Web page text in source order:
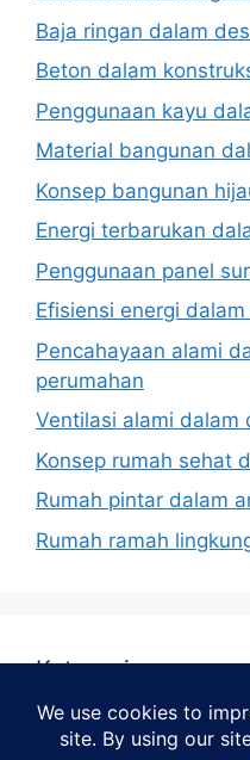
Baja ringan dalam
Beton dalam
Penggunaan kayu
Material bangunan
Konsep bangunan
Energi terbarukan
Penggunaan panel
Efisiensi energi
Pencahayaan alami
perumahan
Ventilasi alami dalam
Konsep rumah sehat
Rumah pintar dalam
Rumah ramah
Kategori
Arsitektur